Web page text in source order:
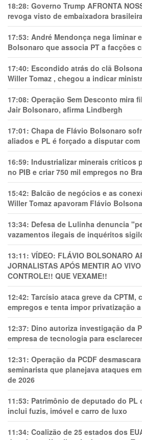
18:28: Governo Trump AFRONTA
revoga visto de embaixadora brasileira
17:53: André Mendonça nega liminar
Bolsonaro que associa PT a facções
17:40: Escondido atrás do clã
Willer Tomaz , chegou a indicar
17:08: Operação Sem Desconto mira
Jair Bolsonaro, afirma Lindbergh
17:01: Chapa de Flávio Bolsonaro
aliados e PL é forçado a disputar com
16:59: Industrializar minerais críticos
no PIB e criar 750 mil empregos no
15:42: Balcão de negócios e as
Willer Tomaz apavoram Flávio
13:34: Defesa de Lulinha denuncia
vazamentos ilegais de inquéritos
13:11: VÍDEO: FLÁVIO BOLSONARO
JORNALISTAS APÓS MENTIR AO
CONTROLE!! QUE VEXAME!!
12:42: Tarcísio ataca greve da CPTM,
empregos e tenta impor privatização
12:37: Dino autoriza investigação da
empresa de tecnologia para
12:31: Operação da PCDF
seminarista que planejava ataques
de 2026
11:53: Patrimônio de deputado do PL
inclui fuzis, imóvel e carro de luxo
11:34: Coalizão de 25 estados dos